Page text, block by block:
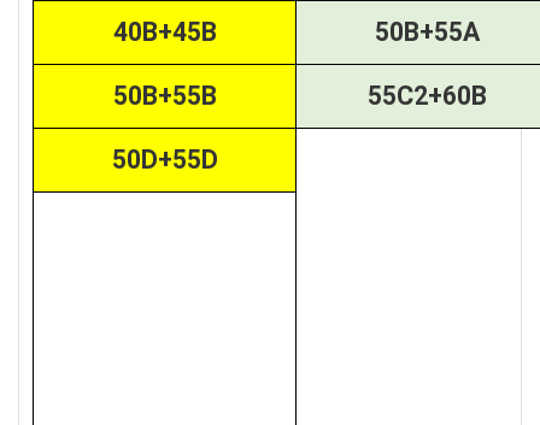
40B+45B 50B+55A
50B+55B 55C2+60B
50D+55D